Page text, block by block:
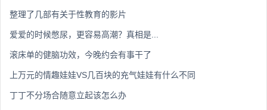
整理了几部有关于性教育的影片
爱爱的时候憋尿，更容易高潮？真相是...
滚床单的健脑功效，今晚约会有事干了
上万元的情趣娃娃VS几百块的充气娃娃有什么不同
丁丁不分场合随意立起该怎么办